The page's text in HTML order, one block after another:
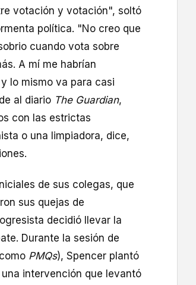
votación y votación", soltó
política. "No creo que
cuando vota sobre
A mí me habrían
lo mismo va para casi
al diario The Guardian,
con las estrictas
o una limpiadora, dice,
de sus colegas, que
sus quejas de
decidió llevar la
Durante la sesión de
PMQs), Spencer plantó
intervención que levantó